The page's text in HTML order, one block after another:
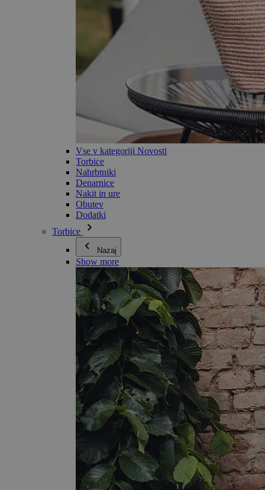
Vse v kategoriji Novosti
Torbice
Nahrbtniki
Denarnice
Nakit in ure
Obutev
Dodatki
Torbice
Nazaj
Show more